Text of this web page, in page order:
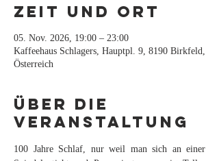
Zeit und Ort
05. Nov. 2026, 19:00 – 23:00
Kaffeehaus Schlagers, Hauptpl. 9, 8190 Birkfeld,
Österreich
Über die
Veranstaltung
100 Jahre Schlaf, nur weil man sich an einer